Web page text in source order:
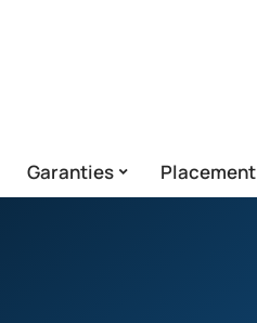
Garanties Placement